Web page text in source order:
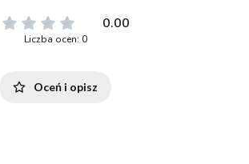
0.00
Liczba ocen: 0
Oceń i opisz